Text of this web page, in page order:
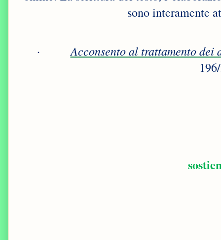
sono interamente
·
Acconsento al trattamento dei